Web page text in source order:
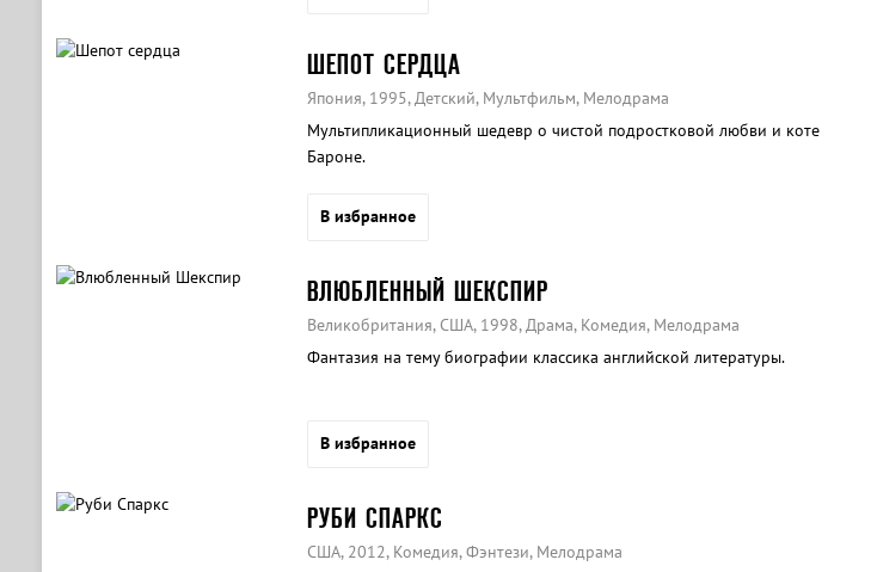
ШЕПОТ СЕРДЦА
Япония, 1995, Детский, Мультфильм, Мелодрама
Мультипликационный шедевр о чистой подростковой любви и коте
Бароне.
В избранное
ВЛЮБЛЕННЫЙ ШЕКСПИР
Великобритания, США, 1998, Драма, Комедия, Мелодрама
Фантазия на тему биографии классика английской литературы.
В избранное
РУБИ СПАРКС
США, 2012, Комедия, Фэнтези, Мелодрама